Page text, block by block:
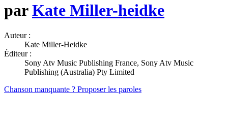
parKate Miller-heidke
Auteur :
Kate Miller-Heidke
Éditeur :
Sony Atv Music Publishing France, Sony Atv Music
Publishing (Australia) Pty Limited
Chanson manquante ? Proposer les paroles